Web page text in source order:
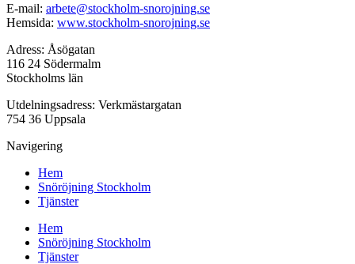
E-mail: arbete@stockholm-snorojning.se
Hemsida: www.stockholm-snorojning.se
Adress: Åsögatan
116 24 Södermalm
Stockholms län
Utdelningsadress: Verkmästargatan
754 36 Uppsala
Navigering
Hem
Snöröjning Stockholm
Tjänster
Hem
Snöröjning Stockholm
Tjänster